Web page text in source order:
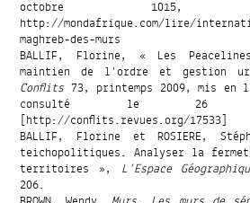
octobre
http://mondafrique.com/lire/
maghreb-des-murs
BALLIF, Florine, « Les
maintien de l’ordre et gestion
Conflits 73, printemps 2009, mis en
consulté le 26
[http://conflits.revues.org/17533]
BALLIF, Florine et ROSIERE,
teichopolitiques. Analyser la
territoires », L’Espace
206.